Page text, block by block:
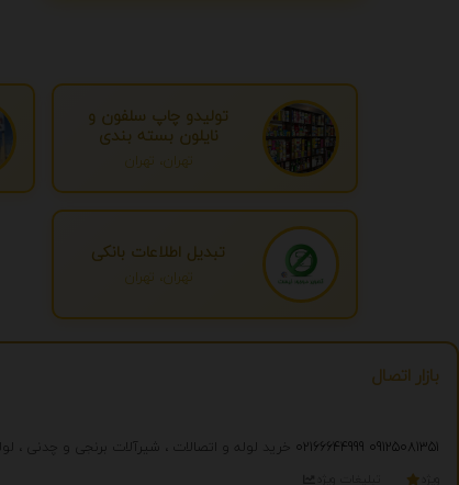
تولیدو چاپ سلفون و
نایلون بسته بندی
تهران، تهران
تبدیل اطلاعات بانکی
تهران، تهران
بازار اتصال
02166644999 09125081351